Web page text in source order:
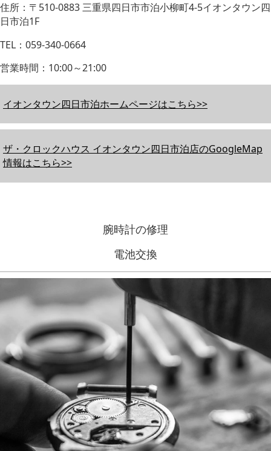
住所：〒510-0883 三重県四日市市泊小柳町4-5イオンタウン四
日市泊1F
TEL：059-340-0664
営業時間：10:00～21:00
イオンタウン四日市泊ホームページはこちら>>
ザ・クロックハウス イオンタウン四日市泊店のGoogleMap
情報はこちら>>
腕時計の修理
電池交換